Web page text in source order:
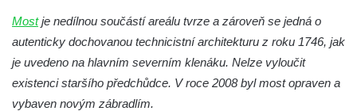
Torzo železničního mostu jižně od Janova
Torzo železničního mostu v Horním Jiřetíně
Viadukt na bývalé železniční trati Počerady-
Mostje nedílnou součástí areálu tvrze a zároveň se jedná o
autenticky dochovanou technicistní architekturu z roku 1746, jak
je uvedeno na hlavním severním klenáku. Nelze vyloučit
existenci staršího předchůdce. V roce 2008 byl most opraven a
vybaven novým zábradlím.